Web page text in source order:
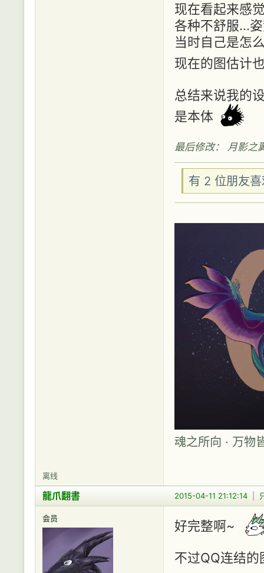
现在看起来感
各种不舒服...
当时自己是怎
现在的图估计
总结来说我的
是本体
最后修改： 月影
有 2 位朋友
魂之所向 · 万物
离线
2015-04-11 21:12:14
龍爪翻書
会员 好完整啊~
不过QQ连结